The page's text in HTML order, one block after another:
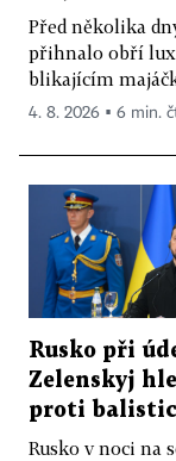
Před několika
přihnalo obří
blikajícím
4. 8. 2026 ▪ 6 min.
Rusko při
Zelenskyj
proti
Rusko v noci na